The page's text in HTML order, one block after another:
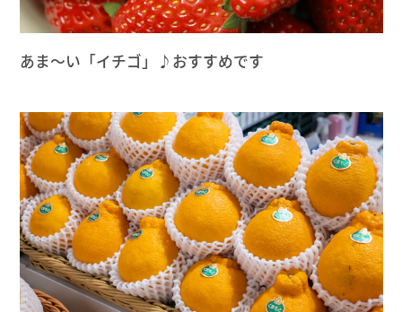
あま〜い「イチゴ」♪おすすめです